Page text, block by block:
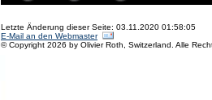
Letzte Änderung dieser Seite: 03.11.2020 01:58:05
E-Mail an den Webmaster
© Copyright 2026 by Olivier Roth, Switzerland. Alle